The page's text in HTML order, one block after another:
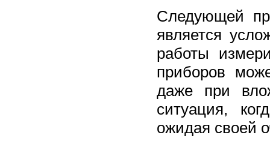
Следующей
является
работы
приборов
даже при
ситуация,
ожидая своей